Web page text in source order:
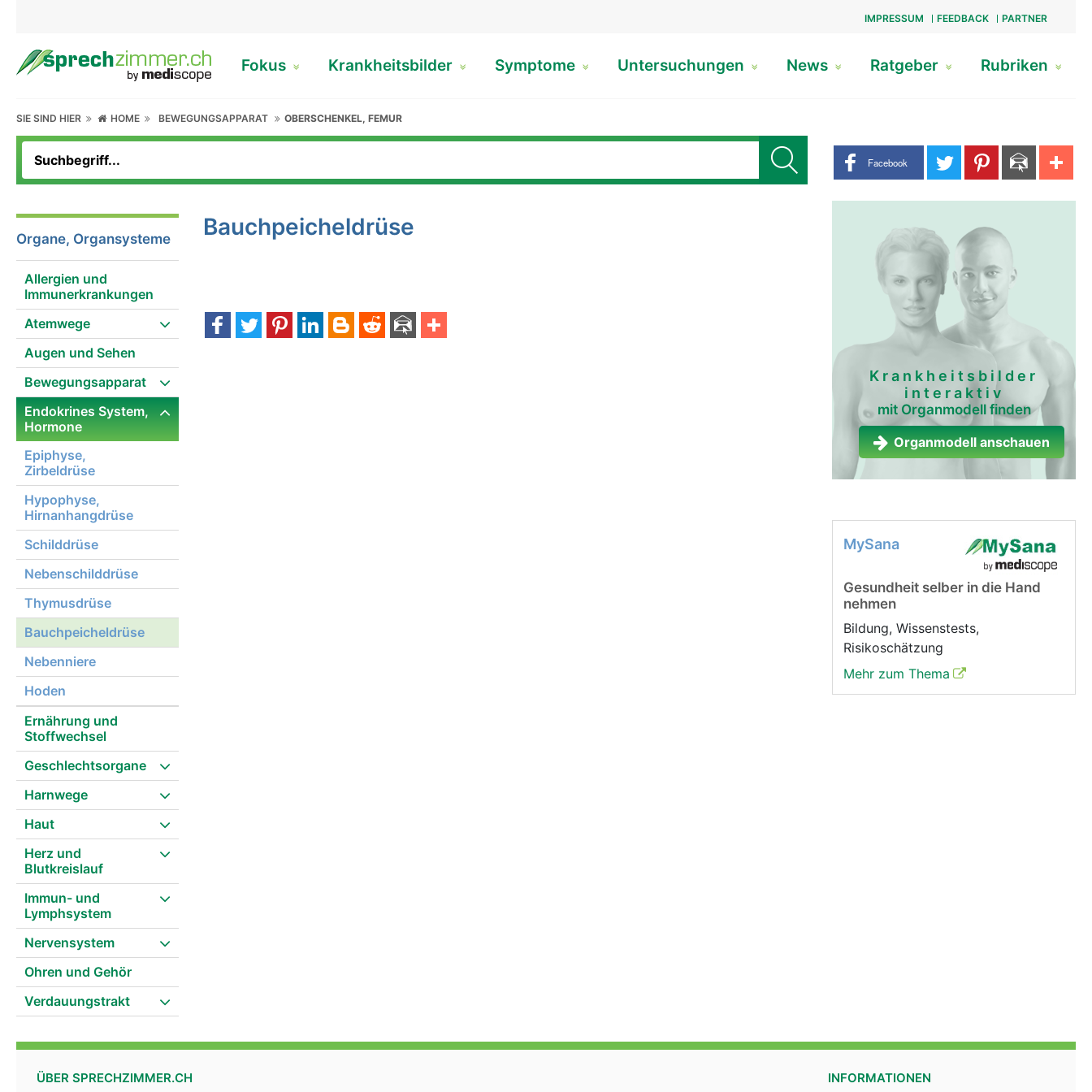
IMPRESSUM FEEDBACK PARTNER
Fokus Krankheitsbilder Symptome Untersuchungen News Ratgeber Rubriken
SIE SIND HIER HOME BEWEGUNGSAPPARAT OBERSCHENKEL, FEMUR
Share buttons
Facebook
Organe, Organsysteme
Allergien und
Immunerkrankungen
Atemwege
Augen und Sehen
Bewegungsapparat
Endokrines System,
Hormone
Epiphyse,
Zirbeldrüse
Hypophyse,
Hirnanhangdrüse
Schilddrüse
Nebenschilddrüse
Thymusdrüse
Bauchpeicheldrüse
Nebenniere
Hoden
Ernährung und
Stoffwechsel
Geschlechtsorgane
Harnwege
Haut
Herz und
Blutkreislauf
Immun- und
Lymphsystem
Nervensystem
Ohren und Gehör
Verdauungstrakt
Bauchpeicheldrüse
Krankheitsbilder
interaktiv
mit Organmodell finden
Organmodell anschauen
MySana
Gesundheit selber in die Hand
nehmen
Bildung, Wissenstests,
Risikoschätzung
Mehr zum Thema
ÜBER SPRECHZIMMER.CH INFORMATIONEN